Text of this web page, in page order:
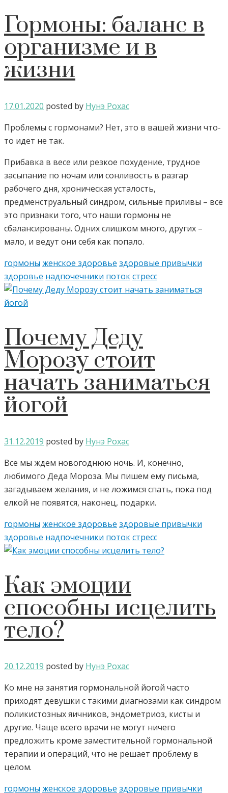
Гормоны: баланс в
организме и в
жизни
17.01.2020 posted by Нунэ Рохас
Проблемы с гормонами? Нет, это в вашей жизни что-
то идет не так.
Прибавка в весе или резкое похудение, трудное
засыпание по ночам или сонливость в разгар
рабочего дня, хроническая усталость,
предменструальный синдром, сильные приливы – все
это признаки того, что наши гормоны не
сбалансированы. Одних слишком много, других –
мало, и ведут они себя как попало.
гормоны женское здоровье здоровые привычки
здоровье надпочечники потокстресс
Почему Деду
Морозу стоит
начать заниматься
йогой
31.12.2019 posted by Нунэ Рохас
Все мы ждем новогоднюю ночь. И, конечно,
любимого Деда Мороза. Мы пишем ему письма,
загадываем желания, и не ложимся спать, пока под
елкой не появятся, наконец, подарки.
гормоны женское здоровье здоровые привычки
здоровье надпочечники потокстресс
Как эмоции
способны исцелить
тело?
20.12.2019 posted by Нунэ Рохас
Ко мне на занятия гормональной йогой часто
приходят девушки с такими диагнозами как синдром
поликистозных яичников, эндометриоз, кисты и
другие. Чаще всего врачи не могут ничего
предложить кроме заместительной гормональной
терапии и операций, что не решает проблему в
целом.
гормоны женское здоровье здоровые привычки